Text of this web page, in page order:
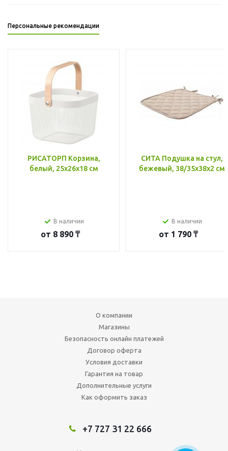
Персональные рекомендации
РИСАТОРП Корзина,
белый, 25x26x18 см
В наличии
от 8 890 ₸
СИТА Подушка на стул,
бежевый, 38/35x38x2 см
В наличии
от 1 790 ₸
О компании
Магазины
Безопасность онлайн платежей
Договор оферта
Условия доставки
Гарантия на товар
Дополнительные услуги
Как оформить заказ
+7 727 31 22 666